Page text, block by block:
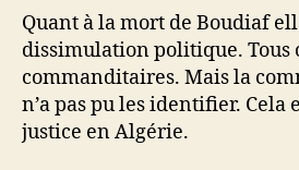
Quant à la mort de Boudiaf
dissimulation politique. Tous
commanditaires. Mais la
n’a pas pu les identifier. Cela
justice en Algérie.